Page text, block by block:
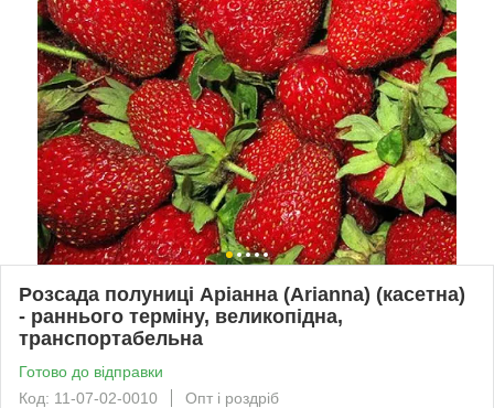
Розсада полуниці Аріанна (Arianna) (касетна)
- раннього терміну, великопідна,
транспортабельна
Готово до відправки
Код: 11-07-02-0010
Опт і роздріб